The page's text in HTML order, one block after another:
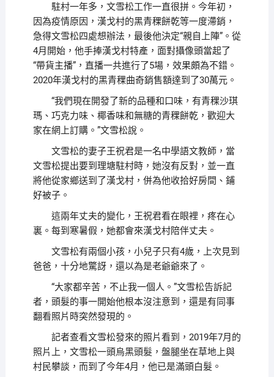
駐村一年多，文雪松工作一直很拼。今年初，
因為疫情原因，漢戈村的黑青稞餅乾等一度滯銷，
急得文雪松四處想辦法，最後他決定“親自上陣”。從
4月開始，他手捧漢戈村特產，面對攝像頭當起了
“帶貨主播”，直播一共進行了5場，效果頗為不錯。
2020年漢戈村的黑青稞曲奇銷售額達到了30萬元。
“我們現在開發了新的品種和口味，有青稞沙琪
瑪、巧克力味、椰香味和無糖的青稞餅乾，歡迎大
家在網上訂購。”文雪松說。
文雪松的妻子王祝君是一名中學語文教師，當
文雪松提出要到理塘駐村時，她沒有反對，並一直
將他從家鄉送到了漢戈村，併為他收拾好房間、鋪
好被子。
這兩年丈夫的變化，王祝君看在眼裡，疼在心
裏。每到寒暑假，她都會來漢戈村陪伴丈夫。
文雪松有兩個小孩，小兒子只有4歲，上次見到
爸爸，十分地驚訝，還以為是老爺爺來了。
“大家都辛苦，不止我一個人。”文雪松告訴記
者，頭髮的事一開始他根本沒注意到，還是有同事
翻看照片時突然發現的。
記者查看文雪松發來的照片看到，2019年7月的
照片上，文雪松一頭烏黑頭髮，盤腿坐在草地上與
村民攀談，而到了今年4月，他已是滿頭白髮。